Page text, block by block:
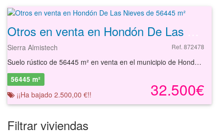
Sierra Almistech Ref. 872478
Suelo rústico de 56445 m² en venta en el municipio de Hondón de las Nieves, Alicante. Se trata de un suelo urbanizable de 56.445 m² de carácter rústico. El suelo se sitúa en el paraje Sierra Almistech, a 1 kilómetro de la población, teniendo buenos accesos por carretera. Es, por tanto, una opción interesante para invertir dada las posibilidades que ofrece. Con nuestros servicios podrá conocer las posibilidades reales de este suelo y valorar sus posibilidades de inversión. Empiece ahora mismo pidiendo más información. Un responsable cercano a usted le atenderá personalmente. . La información contenida en este anuncio respecto de este inmueble no constituye una oferta contractual. Será la persona o personas interesadas en la compra del inmueble quienes presenten su oferta que quedará siempre sujeta a aprobación expresa por parte de la propietaria del inmueble
32.500€
56445 m²
¡¡Ha bajado 2.500,00 €!!
Filtrar viviendas